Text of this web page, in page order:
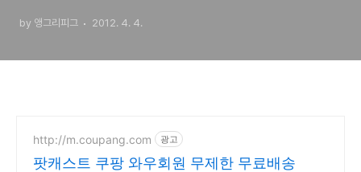
by 앵그리피그 2012. 4. 4.
http://m.coupang.com 광고
팟캐스트 쿠팡 와우회원 무제한 무료배송